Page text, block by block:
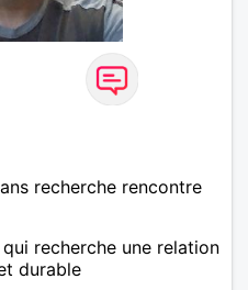
recherche rencontre
recherche une relation
durable